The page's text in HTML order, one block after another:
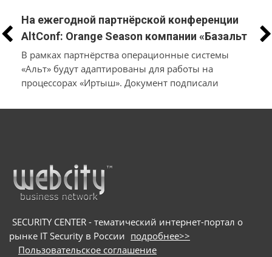
На ежегодной партнёрской конференции
AltConf: Orange Season компании «Базальт
СПО» и «Трамплин Электроникс» объявили
о заключении соглашения о
технологическом сотрудничестве
В рамках партнёрства операционные системы
«Альт» будут адаптированы для работы на
процессорах «Иртыш». Документ подписали
ПО на собственной платформе и разработчики
SECURITY CENTER - тематический интернет-портал о
рынке IT Security в России подробнее>>
Пользовательское соглашение